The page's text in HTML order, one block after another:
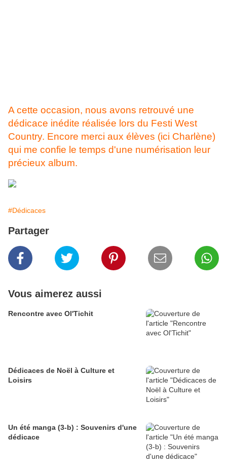
A cette occasion, nous avons retrouvé une
dédicace inédite réalisée lors du Festi West
Country. Encore merci aux élèves (ici Charlène)
qui me confie le temps d'une numérisation leur
précieux album.
#Dédicaces
Partager
Vous aimerez aussi
Rencontre avec Ol'Tichit
Dédicaces de Noël à Culture et
Loisirs
Un été manga (3-b) : Souvenirs d'une
dédicace